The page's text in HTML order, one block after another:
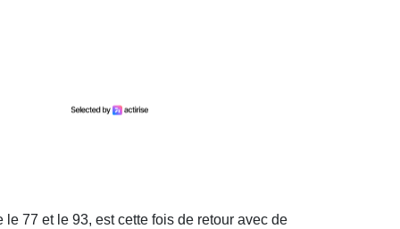
77 et le 93, est cette fois de retour avec de